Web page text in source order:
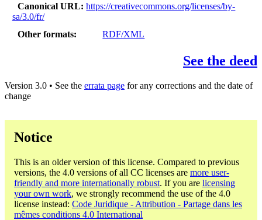
Canonical URL
https://creativecommons.org/licenses/by-
sa/3.0/fr/
Other formats
RDF/XML
See the deed
Version 3.0 • See the errata page for any corrections and the date of
change
Notice
This is an older version of this license. Compared to previous
versions, the 4.0 versions of all CC licenses are more user-
friendly and more internationally robust. If you are licensing
your own work, we strongly recommend the use of the 4.0
license instead: Code Juridique - Attribution - Partage dans les
mêmes conditions 4.0 International